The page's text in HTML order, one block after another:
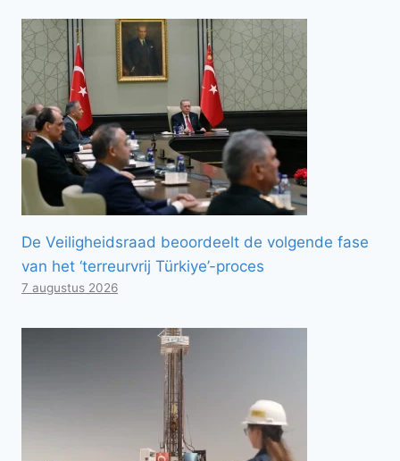
De Veiligheidsraad beoordeelt de volgende fase
van het ‘terreurvrij Türkiye’-proces
7 augustus 2026